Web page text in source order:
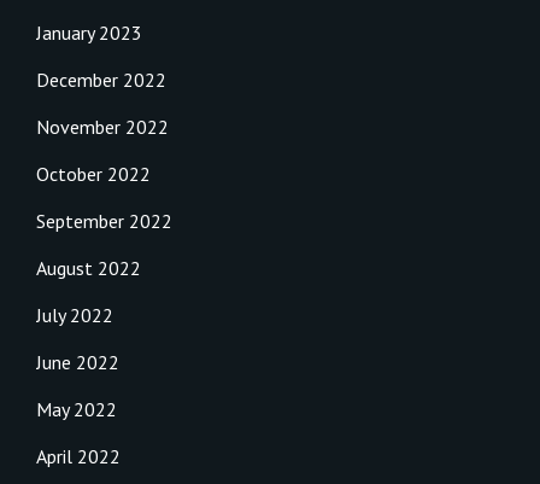
January 2023
December 2022
November 2022
October 2022
September 2022
August 2022
July 2022
June 2022
May 2022
April 2022